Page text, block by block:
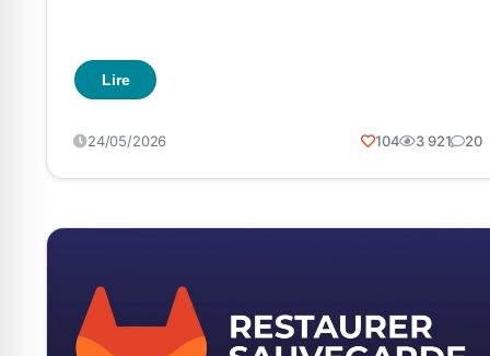
Lire
24/05/2026 104 3 921 20